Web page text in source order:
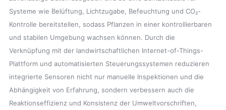
Systeme wie Belüftung, Lichtzugabe, Befeuchtung und CO₂-
Kontrolle bereitstellen, sodass Pflanzen in einer kontrollierbaren
und stabilen Umgebung wachsen können. Durch die
Verknüpfung mit der landwirtschaftlichen Internet-of-Things-
Plattform und automatisierten Steuerungssystemen reduzieren
integrierte Sensoren nicht nur manuelle Inspektionen und die
Abhängigkeit von Erfahrung, sondern verbessern auch die
Reaktionseffizienz und Konsistenz der Umweltvorschriften,